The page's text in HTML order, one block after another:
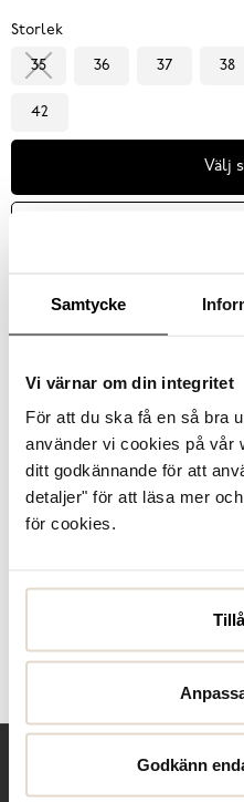
Samtycke
Vi värnar om din integritet
För att du ska få en så bra
använder vi cookies på vår
ditt godkännande för att
detaljer" för att läsa mer
för cookies.
Godkänn
Storlek
35 36 37 38
42
Välj
Produktbeskrivning
Höga chelsea boots från Rieker
att hålla dina fötter varma och
fleecefoder, resårpanel på
dragkedja på insidan är des...